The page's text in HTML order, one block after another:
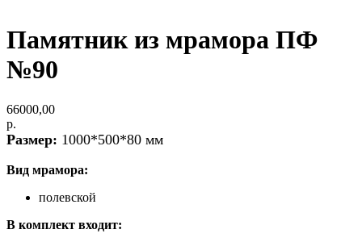
Памятник из мрамора ПФ
№90
66000,00
р.
Размер: 1000*500*80 мм
Вид мрамора:
полевской
В комплект входит: